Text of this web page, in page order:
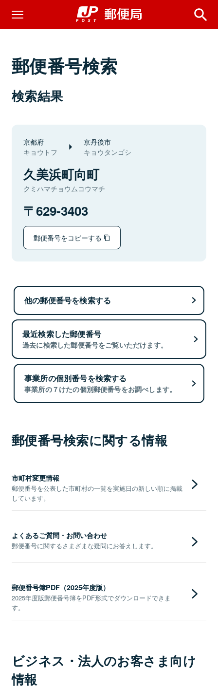
郵便番号検索
検索結果
京都府
キョウトフ
京丹後市
キョウタンゴシ
久美浜町向町
クミハマチョウムコウマチ
629-3403
郵便番号をコピーする
他の郵便番号を検索する
最近検索した郵便番号
過去に検索した郵便番号をご覧いただけます。
事業所の個別番号を検索する
事業所の７けたの個別郵便番号をお調べします。
郵便番号検索に関する情報
市町村変更情報
郵便番号を公表した市町村の一覧を実施日の新しい順に掲載
しています。
よくあるご質問・お問い合わせ
郵便番号に関するさまざまな疑問にお答えします。
郵便番号簿PDF（2025年度版）
2025年度版郵便番号簿をPDF形式でダウンロードできま
す。
ビジネス・法人のお客さま向け
情報